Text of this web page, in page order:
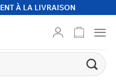
À LA LIVRAISON